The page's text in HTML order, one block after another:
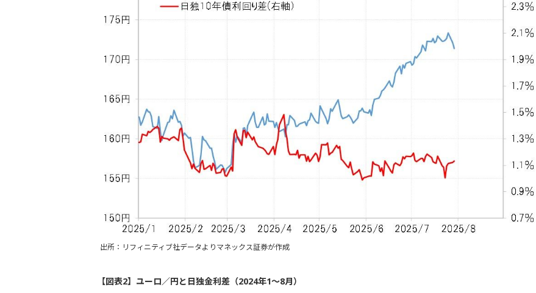
出所：リフィニティブ社データよりマネックス証券が作成
【図表2】ユーロ／円と日独金利差（2024年1～8月）